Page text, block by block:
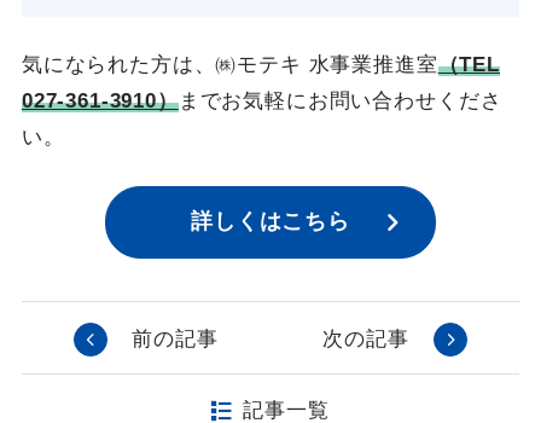
気になられた方は、㈱モテキ 水事業推進室（TEL
027-361-3910）までお気軽にお問い合わせくださ
い。
詳しくはこちら
前の記事
記事一覧
次の記事